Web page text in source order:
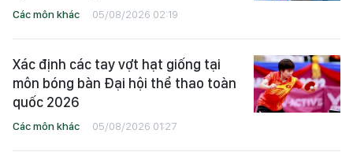
Các môn khác 05/08/2026 02:19
Xác định các tay vợt hạt giống tại
môn bóng bàn Đại hội thể thao toàn
quốc 2026
Các môn khác 05/08/2026 01:27